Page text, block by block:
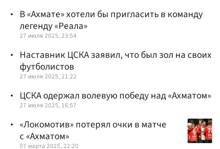
В «Ахмате» хотели бы пригласить в команду
легенду «Реала»
27 июля 2025, 23:54
Наставник ЦСКА заявил, что был зол на своих
футболистов
27 июля 2025, 21:22
ЦСКА одержал волевую победу над «Ахматом»
27 июля 2025, 16:57
«Локомотив» потерял очки в матче
с «Ахматом»
07 марта 2025, 22:20